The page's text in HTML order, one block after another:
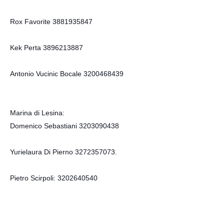
Rox Favorite 3881935847
Kek Perta 3896213887
Antonio Vucinic Bocale 3200468439
Marina di Lesina:
Domenico Sebastiani 3203090438
Yurielaura Di Pierno 3272357073.
Pietro Scirpoli: 3202640540